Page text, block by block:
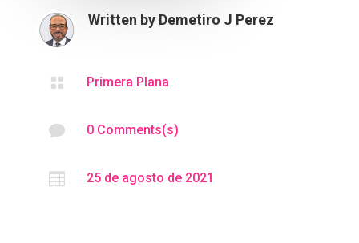
Written by Demetiro J Perez
 Primera Plana
 0 Comments(s)
 25 de agosto de 2021